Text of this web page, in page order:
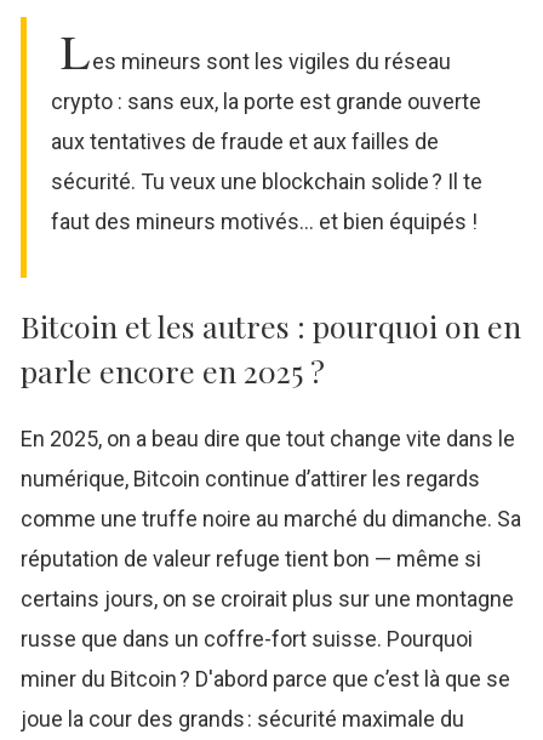
Les mineurs sont les vigiles du réseau
crypto : sans eux, la porte est grande ouverte
aux tentatives de fraude et aux failles de
sécurité. Tu veux une blockchain solide ? Il te
faut des mineurs motivés… et bien équipés !
Bitcoin et les autres : pourquoi on en
parle encore en 2025 ?
En 2025, on a beau dire que tout change vite dans le
numérique, Bitcoin continue d’attirer les regards
comme une truffe noire au marché du dimanche. Sa
réputation de valeur refuge tient bon — même si
certains jours, on se croirait plus sur une montagne
russe que dans un coffre-fort suisse. Pourquoi
miner du Bitcoin ? D'abord parce que c’est là que se
joue la cour des grands : sécurité maximale du